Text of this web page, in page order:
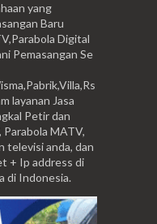
yang
Baru
Digital
Pemasangan Se
layanan Jasa
Petir dan
Parabola MATV,
televisi anda, dan
+ Ip address di
di Indonesia.